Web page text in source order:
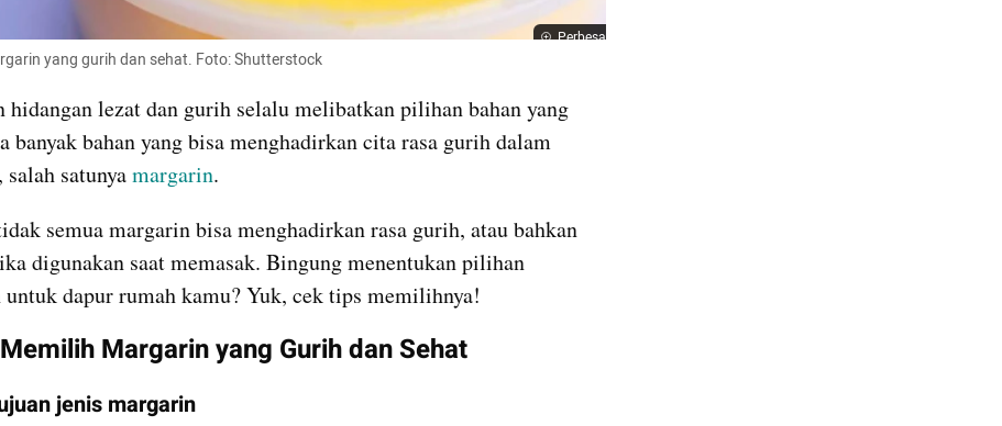
Perbesar
yang gurih dan sehat. Foto: Shutterstock
hidangan lezat dan gurih selalu melibatkan pilihan bahan yang
banyak bahan yang bisa menghadirkan cita rasa gurih dalam
salah satunya margarin.
semua margarin bisa menghadirkan rasa gurih, atau bahkan
digunakan saat memasak. Bingung menentukan pilihan
dapur rumah kamu? Yuk, cek tips memilihnya!
Margarin yang Gurih dan Sehat
jenis margarin